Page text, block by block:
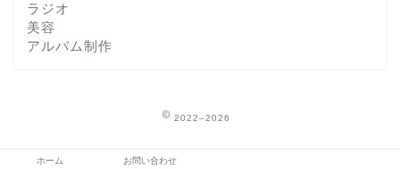
ラジオ
美容
アルバム制作
2022–2026
ホーム お問い合わせ